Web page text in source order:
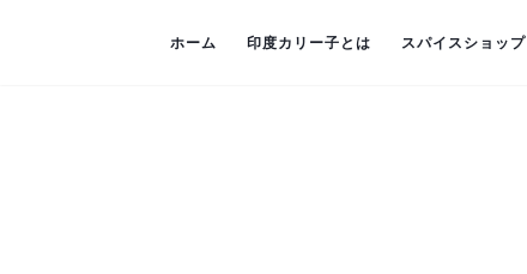
ホーム 印度カリー子とは スパイスショップ